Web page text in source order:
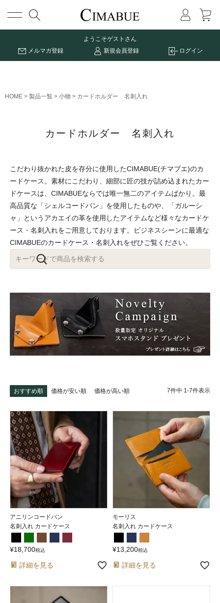
メニュー
ようこそゲストさん
メルマガ登録
新規会員登録 ログイン
HOME 製品一覧 小物 カードホルダー 名刺入れ
カードホルダー 名刺入れ
こだわり抜かれた皮を存分に使用したCIMABUE(チマブエ)のカ
ードケース。素材にこだわり、細部に匠の技が詰め込まれたカー
ドケースは、CIMABUEならでは唯一無二のアイテムばかり。最
高品質な「シェルコードバン」を使用したものや、「ガルーシ
ャ」というアカエイの革を使用したアイテムなど様々なカードケ
ース・名刺入れをご用意しております。ビジネスシーンに最適な
CIMABUEのカードケース・名刺入れをぜひご覧ください。
おすすめ順 価格が安い順 価格が高い順 7件中 1-7件表示
アニリンコードバン
名刺入れ カードケース
¥18,700税込
詳細を見る
モーリス
名刺入れ カードケース
¥13,200税込
詳細を見る